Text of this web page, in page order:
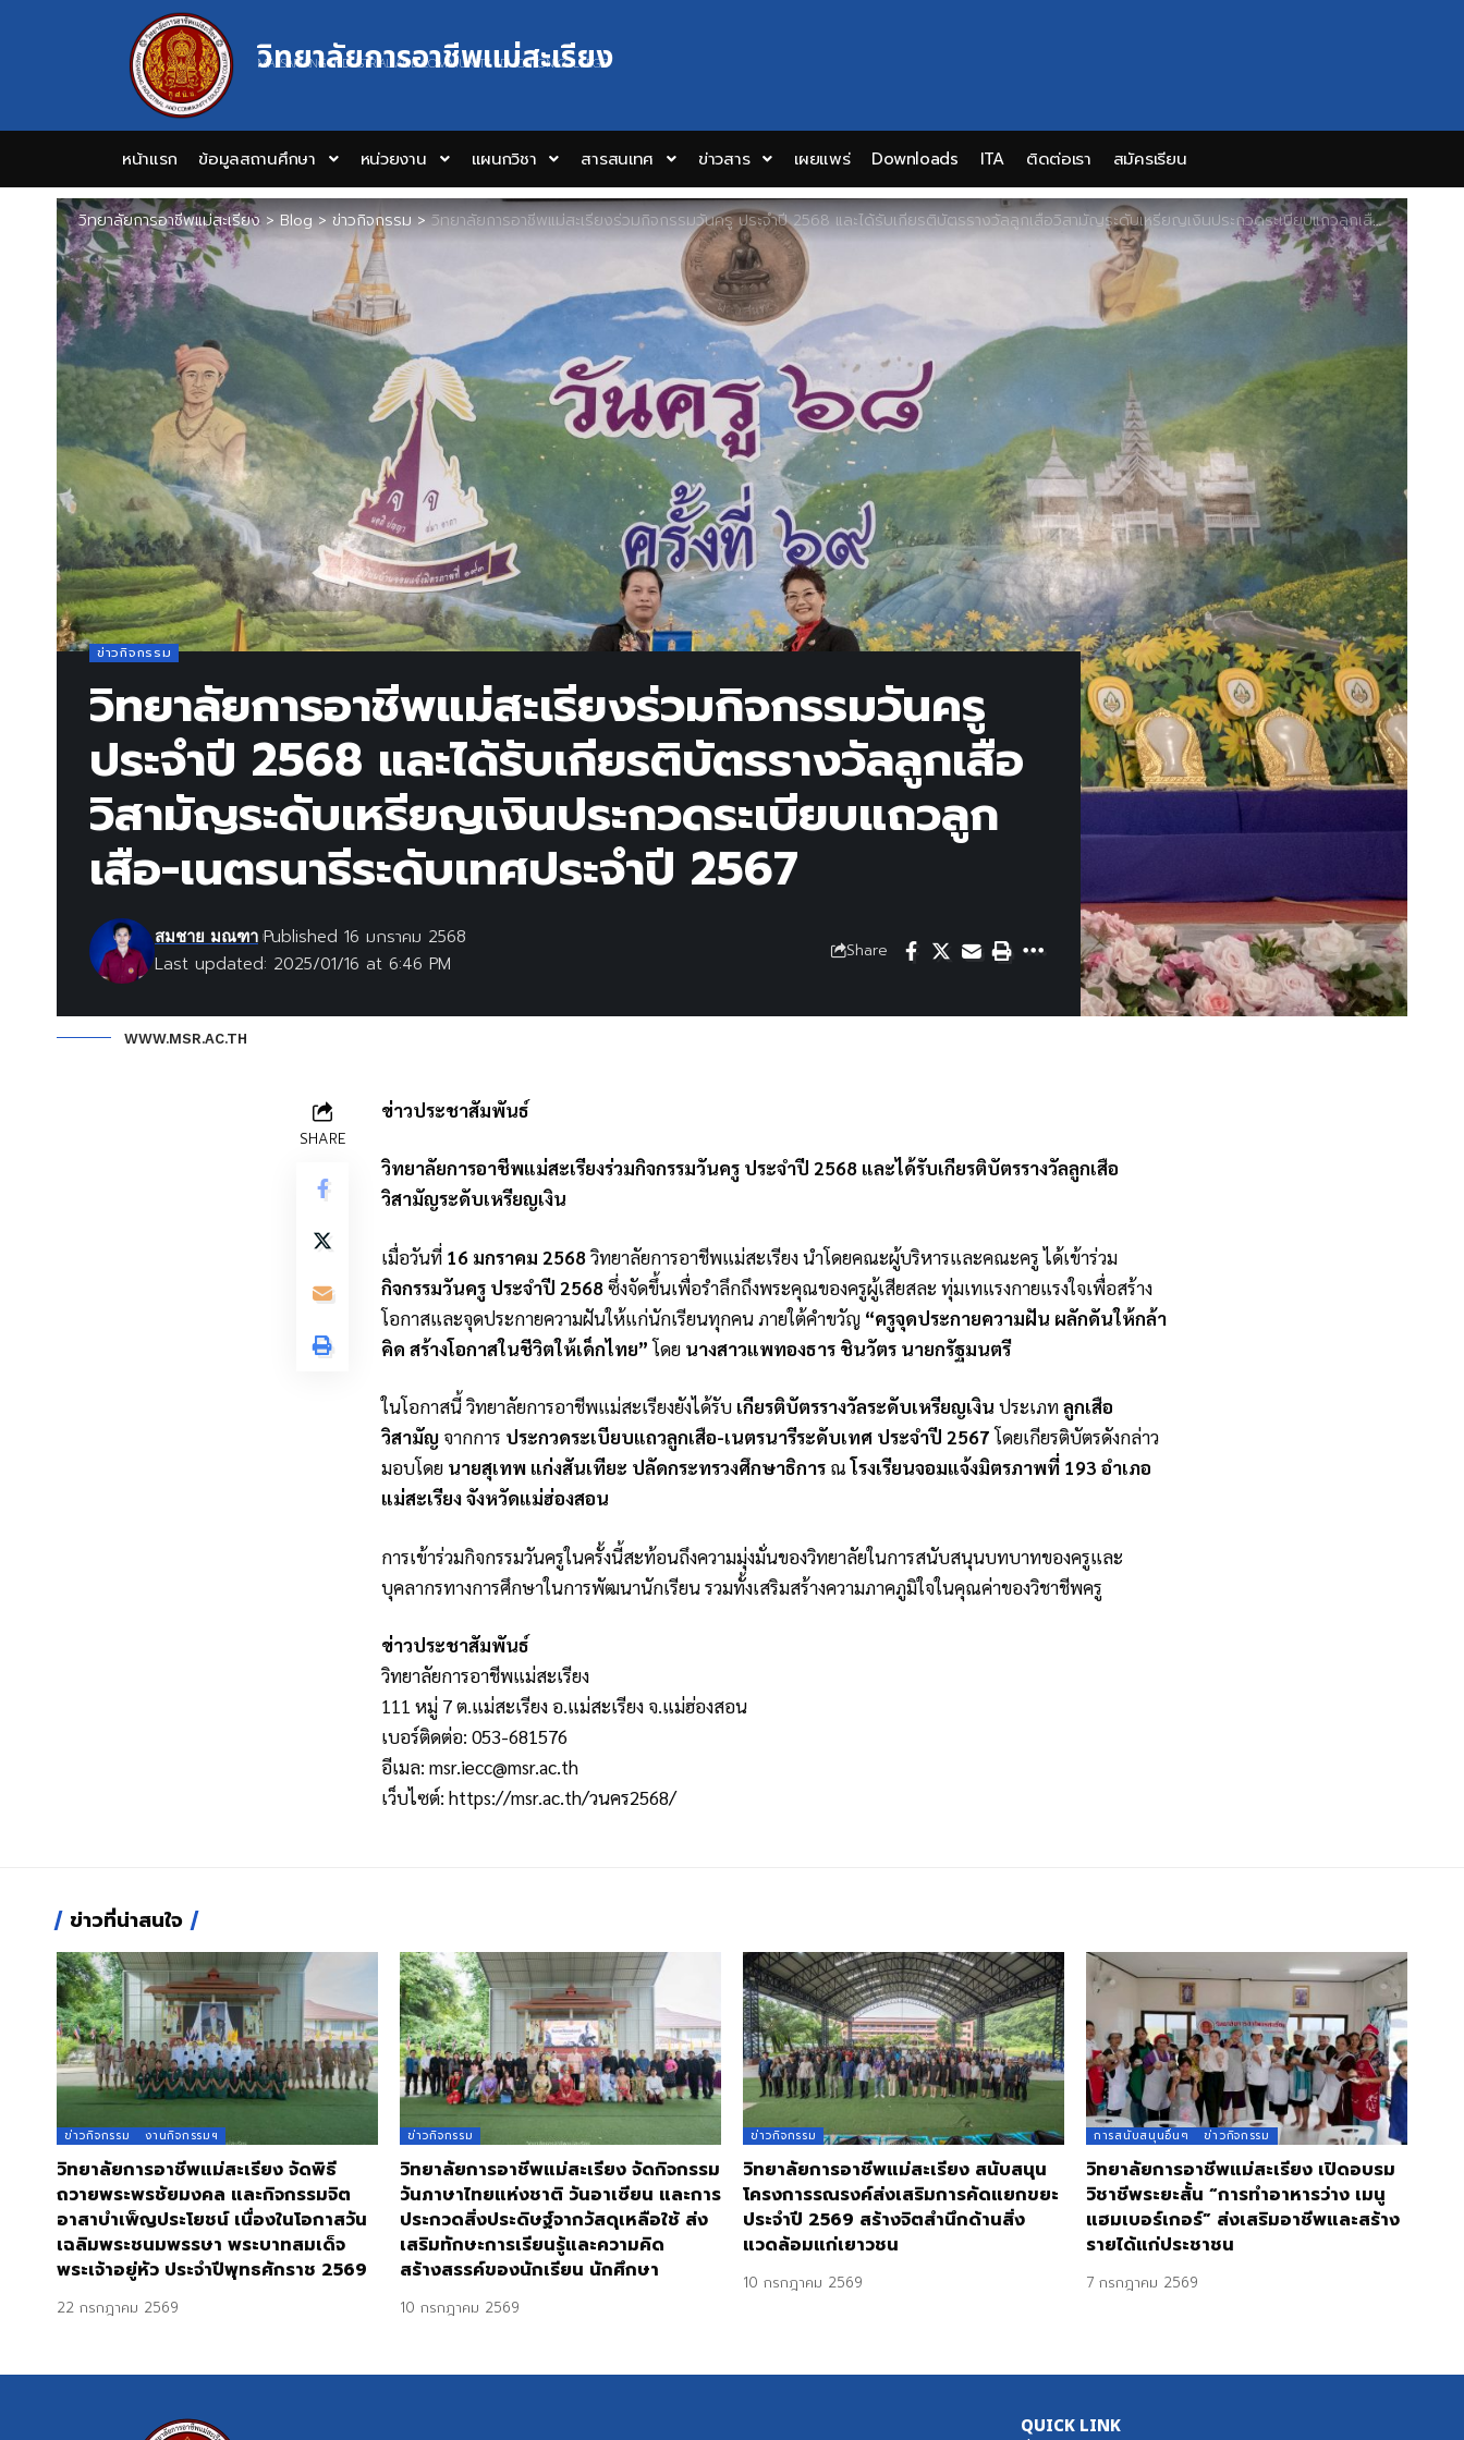
วิทยาลัยการอาชีพแม่สะเรียง
MAESARIANG INDUSTRIAL AND COMMUNITY EDUCATION COLLEGE
หน้าแรก ข้อมูลสถานศึกษา หน่วยงาน แผนกวิชา สารสนเทศ ข่าวสาร เผยแพร่ Downloads ITA ติดต่อเรา สมัครเรียน
วิทยาลัยการอาชีพแม่สะเรียง>Blog>ข่าวกิจกรรม>วิทยาลัยการอาชีพแม่สะเรียงร่วมกิจกรรมวันครู ประจำปี 2568 และได้รับเกียรติบัตรรางวัลลูกเสือวิสามัญระดับเหรียญเงินประกวดระเบียบแถวลูกเสือ-เนตรนารีระดับเทศประจำปี 2567
ข่าวกิจกรรม
วิทยาลัยการอาชีพแม่สะเรียงร่วมกิจกรรมวันครู
ประจำปี 2568 และได้รับเกียรติบัตรรางวัลลูกเสือ
วิสามัญระดับเหรียญเงินประกวดระเบียบแถวลูก
เสือ-เนตรนารีระดับเทศประจำปี 2567
Last updated: 2025/01/16 at 6:46 PM
สมชาย มณฑา Published 16 มกราคม 2568
Share
WWW.MSR.AC.TH
SHARE
ข่าวประชาสัมพันธ์
วิทยาลัยการอาชีพแม่สะเรียงร่วมกิจกรรมวันครู ประจำปี 2568 และได้รับเกียรติบัตรรางวัลลูกเสือ
วิสามัญระดับเหรียญเงิน
เมื่อวันที่ 16 มกราคม 2568วิทยาลัยการอาชีพแม่สะเรียง นำโดยคณะผู้บริหารและคณะครู ได้เข้าร่วม
กิจกรรมวันครู ประจำปี 2568ซึ่งจัดขึ้นเพื่อรำลึกถึงพระคุณของครูผู้เสียสละ ทุ่มเทแรงกายแรงใจเพื่อสร้าง
โอกาสและจุดประกายความฝันให้แก่นักเรียนทุกคน ภายใต้คำขวัญ “ครูจุดประกายความฝัน ผลักดันให้กล้า
คิด สร้างโอกาสในชีวิตให้เด็กไทย”โดย นางสาวแพทองธาร ชินวัตร นายกรัฐมนตรี
ในโอกาสนี้ วิทยาลัยการอาชีพแม่สะเรียงยังได้รับ เกียรติบัตรรางวัลระดับเหรียญเงิน ประเภทลูกเสือ
วิสามัญ จากการ ประกวดระเบียบแถวลูกเสือ-เนตรนารีระดับเทศ ประจำปี 2567โดยเกียรติบัตรดังกล่าว
มอบโดย นายสุเทพ แก่งสันเทียะ ปลัดกระทรวงศึกษาธิการ ณโรงเรียนจอมแจ้งมิตรภาพที่ 193 อำเภอ
แม่สะเรียง จังหวัดแม่ฮ่องสอน
การเข้าร่วมกิจกรรมวันครูในครั้งนี้สะท้อนถึงความมุ่งมั่นของวิทยาลัยในการสนับสนุนบทบาทของครูและ
บุคลากรทางการศึกษาในการพัฒนานักเรียน รวมทั้งเสริมสร้างความภาคภูมิใจในคุณค่าของวิชาชีพครู
ข่าวประชาสัมพันธ์
วิทยาลัยการอาชีพแม่สะเรียง
111 หมู่ 7 ต.แม่สะเรียง อ.แม่สะเรียง จ.แม่ฮ่องสอน
เบอร์ติดต่อ: 053-681576
อีเมล: msr.iecc@msr.ac.th
เว็บไซต์: https://msr.ac.th/วนคร2568/
ข่าวที่น่าสนใจ
ข่าวกิจกรรม งานกิจกรรมฯ
วิทยาลัยการอาชีพแม่สะเรียง จัดพิธี
ถวายพระพรชัยมงคล และกิจกรรมจิต
อาสาบำเพ็ญประโยชน์ เนื่องในโอกาสวัน
เฉลิมพระชนมพรรษา พระบาทสมเด็จ
พระเจ้าอยู่หัว ประจำปีพุทธศักราช 2569
22 กรกฎาคม 2569
ข่าวกิจกรรม
วิทยาลัยการอาชีพแม่สะเรียง จัดกิจกรรม
วันภาษาไทยแห่งชาติ วันอาเซียน และการ
ประกวดสิ่งประดิษฐ์จากวัสดุเหลือใช้ ส่ง
เสริมทักษะการเรียนรู้และความคิด
สร้างสรรค์ของนักเรียน นักศึกษา
10 กรกฎาคม 2569
ข่าวกิจกรรม
วิทยาลัยการอาชีพแม่สะเรียง สนับสนุน
โครงการรณรงค์ส่งเสริมการคัดแยกขยะ
ประจำปี 2569 สร้างจิตสำนึกด้านสิ่ง
แวดล้อมแก่เยาวชน
10 กรกฎาคม 2569
การสนับสนุนอื่นๆ ข่าวกิจกรรม
วิทยาลัยการอาชีพแม่สะเรียง เปิดอบรม
วิชาชีพระยะสั้น “การทำอาหารว่าง เมนู
แฮมเบอร์เกอร์” ส่งเสริมอาชีพและสร้าง
รายได้แก่ประชาชน
7 กรกฎาคม 2569
QUICK LINK